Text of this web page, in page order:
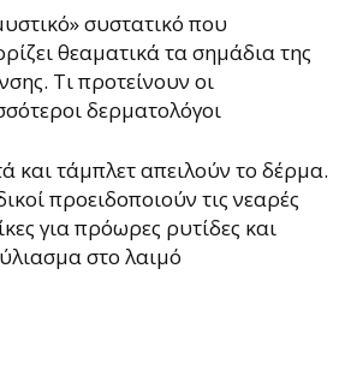
συστατικό που
θεαματικά τα σημάδια της
Τι προτείνουν οι
δερματολόγοι
και τάμπλετ απειλούν το δέρμα.
προειδοποιούν τις νεαρές
για πρόωρες ρυτίδες και
στο λαιμό